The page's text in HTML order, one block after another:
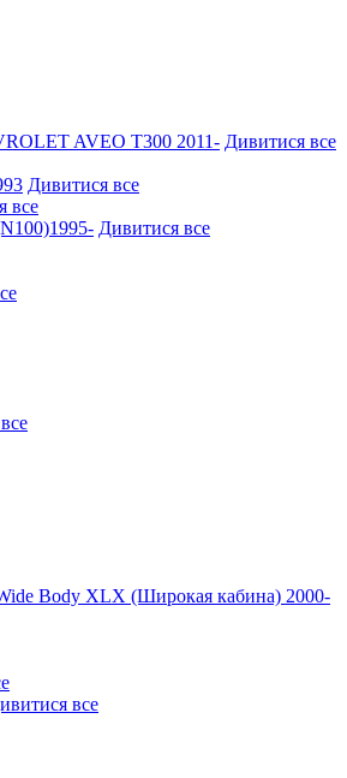
AVEO Т300 2011- Дивитися все
Дивитися все
все
Дивитися все
Body XLX (Широкая кабина) 2000-
все